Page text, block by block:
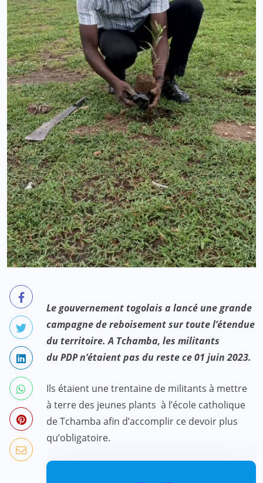
Le gouvernement togolais a lancé une grande
campagne de reboisement sur toute l’étendue
du territoire. A Tchamba, les militants
du PDP n’étaient pas du reste ce 01 juin 2023.
Ils étaient une trentaine de militants à mettre
à terre des jeunes plants à l’école catholique
de Tchamba afin d’accomplir ce devoir plus
qu’obligatoire.